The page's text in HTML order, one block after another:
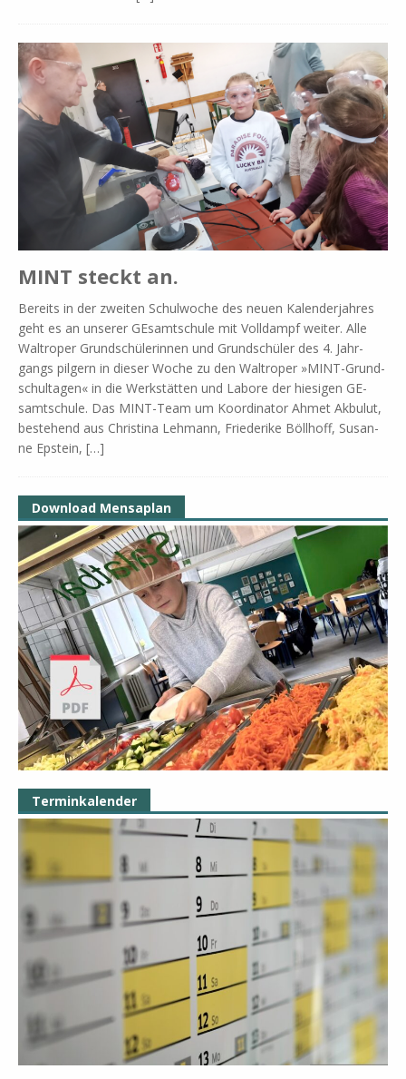
MINT steckt an.
Be­reits in der zwei­ten Schul­wo­che des neu­en Ka­len­der­jah­res
geht es an un­se­rer GE­samt­schu­le mit Voll­dampf wei­ter. Alle
Wal­tro­per Grund­schü­le­rin­nen und Grund­schü­ler des 4. Jahr­
gangs pil­gern in die­ser Wo­che zu den Wal­tro­per »MINT-Grun­d­­
schul­ta­­gen« in die Werk­stät­ten und La­bo­re der hie­si­gen GE­
samt­schu­le. Das MINT-Team um Ko­or­di­na­tor Ah­met Ak­bu­lut,
be­stehend aus Chri­sti­na Leh­mann, Frie­de­ri­ke Böll­hoff, Su­san­
ne Ep­stein, […]
Download Mensaplan
Terminkalender